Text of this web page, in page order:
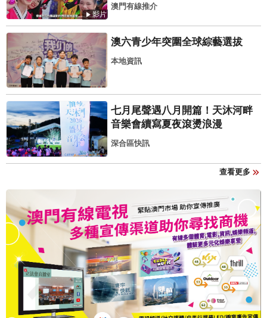
影片
澳門有線推介
澳六青少年突圍全球綜藝選拔
本地資訊
七月尾聲遇八月開篇！天沐河畔
音樂會續寫夏夜滾燙浪漫
深合區快訊
查看更多